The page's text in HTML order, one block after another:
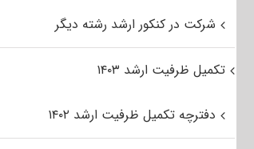
شرکت در کنکور ارشد رشته دیگر
تکمیل ظرفیت ارشد ۱۴۰۳
دفترچه تکمیل ظرفیت ارشد ۱۴۰۲